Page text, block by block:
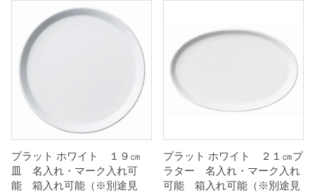
プラット ホワイト １９㎝
皿 名入れ・マーク入れ可
能 箱入れ可能（※別途見
プラット ホワイト ２１㎝プ
ラター 名入れ・マーク入れ
可能 箱入れ可能（※別途見